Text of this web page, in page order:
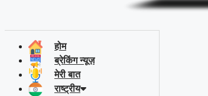
होम
ब्रेकिंग न्यूज़
मेरी बात
राष्ट्रीय